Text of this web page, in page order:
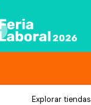
Explorar tiendas